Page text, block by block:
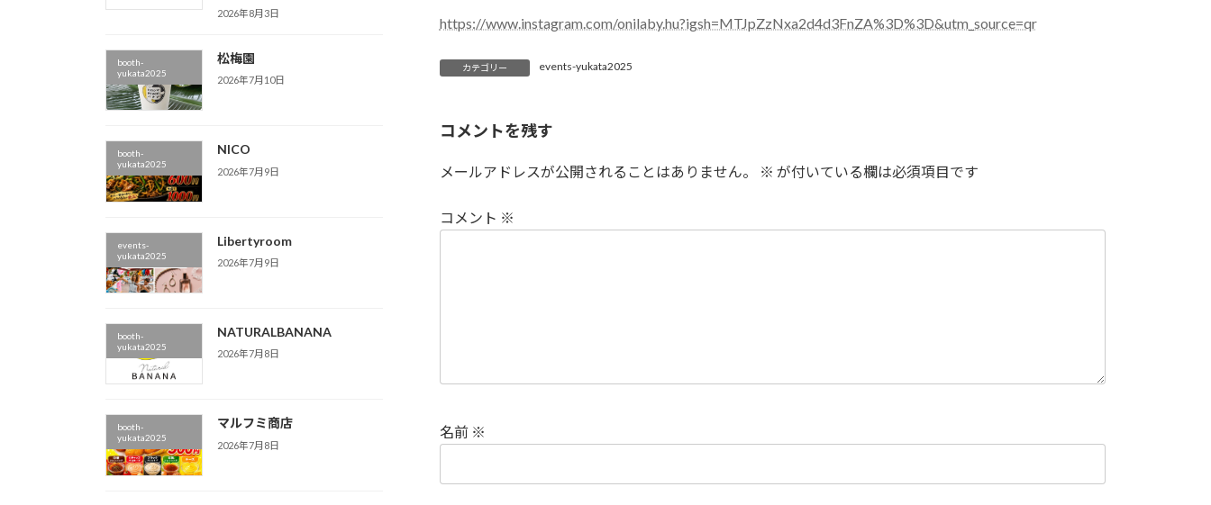
https://www.instagram.com/onilaby.hu?igsh=MTJpZzNxa2d4d3FnZA%3D%3D&utm_source=qr
カテゴリー events-yukata2025
コメントを残す
メールアドレスが公開されることはありません。 ※ が付いている欄は必須項目です
コメント ※
名前 ※
2026年8月3日
booth-
yukata2025
松梅園
2026年7月10日
booth-
yukata2025
NICO
2026年7月9日
events-
yukata2025
Libertyroom
2026年7月9日
booth-
yukata2025
NATURALBANANA
2026年7月8日
booth-
yukata2025
マルフミ商店
2026年7月8日